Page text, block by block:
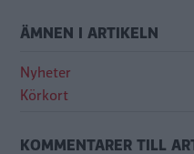
ÄMNEN I ARTIKELN
Nyheter
Körkort
KOMMENTARER TILL